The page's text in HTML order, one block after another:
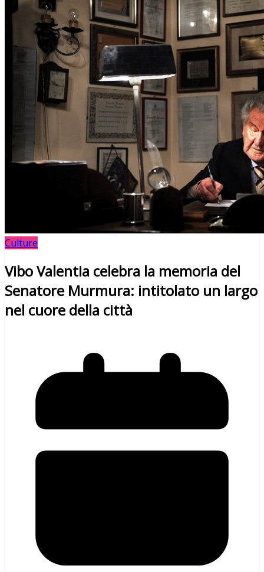
Culture
Vibo Valentia celebra la memoria del
Senatore Murmura: intitolato un largo
nel cuore della città